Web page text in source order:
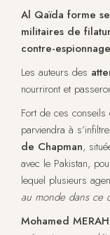
Al Qaïda forme
militaires de
contre-
Les auteurs des
nourriront et
Fort de ces
parviendra à
de Chapman,
avec le Pakistan,
lequel plusieurs
au monde dans ce
Mohamed MERAH